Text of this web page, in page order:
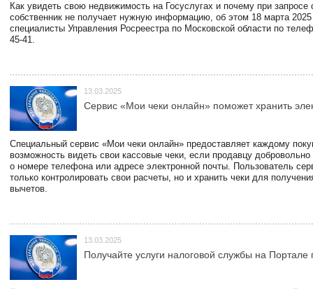
Как увидеть свою недвижимость на Госуслугах и почему при запросе
собственник не получает нужную информацию, об этом 18 марта 2025
специалисты Управления Росреестра по Московской области по
45-41.
13.03.2025
Сервис «Мои чеки онлайн» поможет хранить
Специальный сервис «Мои чеки онлайн» предоставляет каждому
возможность видеть свои кассовые чеки, если продавцу
о номере телефона или адресе электронной почты. Пользователь
только контролировать свои расчеты, но и хранить чеки для
вычетов.
13.03.2025
Получайте услуги налоговой службы на Портале